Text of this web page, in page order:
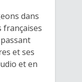
dans
françaises
et ses
et en